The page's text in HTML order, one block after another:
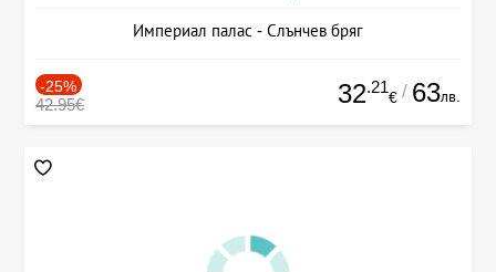
Империал палас - Слънчев бряг
-25%
42.95€ 32.21
€ / 63лв.